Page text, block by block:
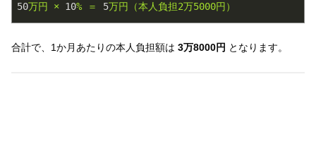
50万円 × 10% ＝ 5万円（本人負担2万5000円）
合計で、1か月あたりの本人負担額は 3万8000円 となります。